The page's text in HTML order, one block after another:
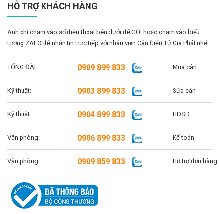
HỖ TRỢ KHÁCH HÀNG
Anh chị chạm vào số điện thoại bên dưới để GỌI hoặc chạm vào biểu
tượng ZALO để nhắn tin trực tiếp với nhân viên Cân Điện Tử Gia Phát nhé!
TỔNG ĐÀI: 0909 899 833 Mua cân
Kỹ thuật: 0903 899 833 Sửa cân
Kỹ thuật: 0904 899 833 HDSD
Văn phòng: 0906 899 833 Kế toán
Văn phòng: 0909 859 833 Hỗ trợ đơn hàng